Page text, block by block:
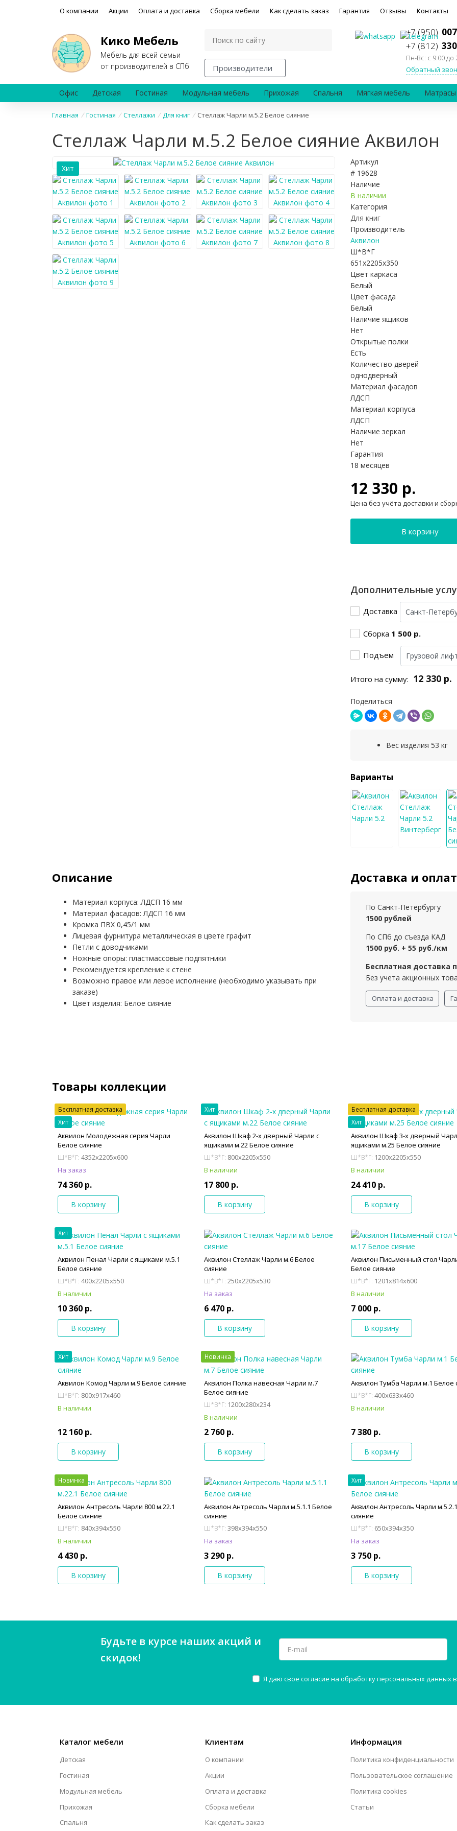
О компании Акции Оплата и доставка Сборка мебели Как сделать заказ Гарантия Отзывы Контакты
Кико Мебель
Мебель для всей семьи
от производителей в СПб
Производители
+7 (950)
+7 (812)
Пн-Вс: с 9:00 до
Обратный
Офис Детская Гостиная Модульная мебель Прихожая Спальня Мягкая мебель Матрасы
Главная / Гостиная / Стеллажи / Для книг / Стеллаж Чарли м.5.2 Белое сияние
Стеллаж Чарли м.5.2 Белое сияние Аквилон
Хит
Артикул
# 19628
Наличие
В наличии
Категория
Для книг
Производитель
Аквилон
Ш*В*Г
651x2205x350
Цвет каркаса
Белый
Цвет фасада
Белый
Наличие ящиков
Нет
Открытые полки
Есть
Количество дверей
однодверный
Материал фасадов
ЛДСП
Материал корпуса
ЛДСП
Наличие зеркал
Нет
Гарантия
18 месяцев
12 330 р.
Цена без учёта доставки и
В корзину
Дополнительные
Доставка
Сборка 1 500 р.
Подъем
Итого на сумму: 12 330 р.
Поделиться
Вес изделия 53 кг
Варианты
Описание
Материал корпуса: ЛДСП 16 мм
Материал фасадов: ЛДСП 16 мм
Кромка ПВХ 0,45/1 мм
Лицевая фурнитура металлическая в цвете графит
Петли с доводчиками
Ножные опоры: пластмассовые подпятники
Рекомендуется крепление к стене
Возможно правое или левое исполнение (необходимо указывать при
заказе)
Цвет изделия: Белое сияние
Доставка и
По Санкт-Петербургу
1500 рублей
По СПб до съезда КАД
1500 руб. + 55 руб./км
Бесплатная доставка
Без учета акционных
Оплата и доставка
Товары коллекции
Хит
Бесплатная доставка
Аквилон Молодежная серия Чарли
Белое сияние
Ш*В*Г: 4352x2205x600
На заказ
74 360 р.
В корзину
Хит
Аквилон Шкаф 2-х дверный Чарли с
ящиками м.22 Белое сияние
Ш*В*Г: 800x2205x550
В наличии
17 800 р.
В корзину
Хит
Бесплатная доставка
Аквилон Шкаф 3-х дверный
ящиками м.25 Белое сияние
Ш*В*Г: 1200x2205x550
В наличии
24 410 р.
В корзину
Хит
Аквилон Пенал Чарли с ящиками м.5.1
Белое сияние
Ш*В*Г: 400x2205x550
В наличии
10 360 р.
В корзину
Аквилон Стеллаж Чарли м.6 Белое
сияние
Ш*В*Г: 250x2205x530
На заказ
6 470 р.
В корзину
Аквилон Письменный стол
Белое сияние
Ш*В*Г: 1201x814x600
В наличии
7 000 р.
В корзину
Хит
Аквилон Комод Чарли м.9 Белое сияние
Ш*В*Г: 800x917x460
В наличии
12 160 р.
В корзину
Новинка
Аквилон Полка навесная Чарли м.7
Белое сияние
Ш*В*Г: 1200x280x234
В наличии
2 760 р.
В корзину
Аквилон Тумба Чарли м.1 Белое
Ш*В*Г: 400x633x460
В наличии
7 380 р.
В корзину
Новинка
Аквилон Антресоль Чарли 800 м.22.1
Белое сияние
Ш*В*Г: 840x394x550
В наличии
4 430 р.
В корзину
Аквилон Антресоль Чарли м.5.1.1 Белое
сияние
Ш*В*Г: 398x394x550
На заказ
3 290 р.
В корзину
Хит
Аквилон Антресоль Чарли
сияние
Ш*В*Г: 650x394x350
На заказ
3 750 р.
В корзину
Будьте в курсе наших акций и
скидок!
Я даю свое согласие на обработку персональных данных
Каталог мебели
Детская
Гостиная
Модульная мебель
Прихожая
Спальня
Клиентам
О компании
Акции
Оплата и доставка
Сборка мебели
Как сделать заказ
Информация
Политика конфиденциальности
Пользовательское соглашение
Политика cookies
Статьи